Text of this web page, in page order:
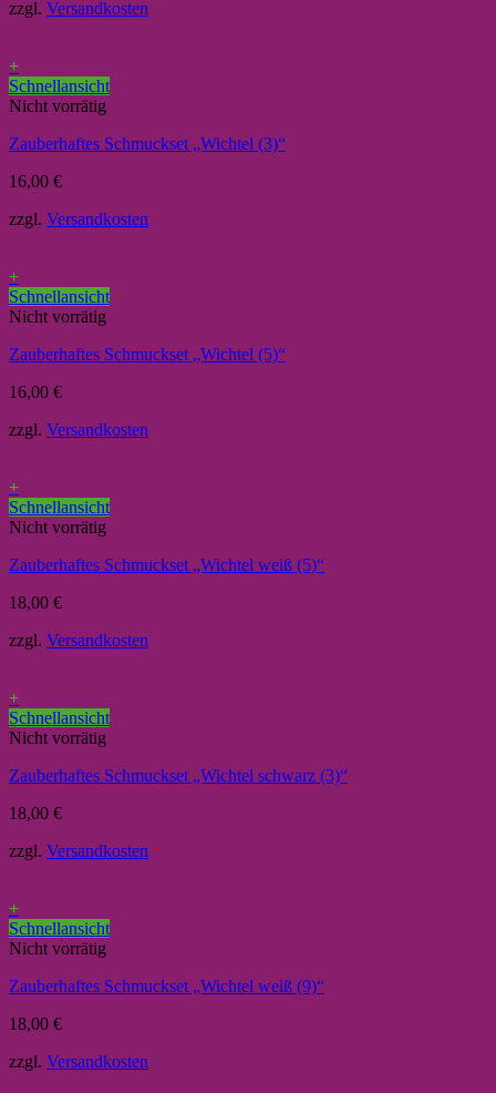
zzgl. Versandkosten
+
Schnellansicht
Nicht vorrätig
Zauberhaftes Schmuckset „Wichtel (3)“
16,00 €
zzgl. Versandkosten
+
Schnellansicht
Nicht vorrätig
Zauberhaftes Schmuckset „Wichtel (5)“
16,00 €
zzgl. Versandkosten
+
Schnellansicht
Nicht vorrätig
Zauberhaftes Schmuckset „Wichtel weiß (5)“
18,00 €
zzgl. Versandkosten
+
Schnellansicht
Nicht vorrätig
Zauberhaftes Schmuckset „Wichtel schwarz (3)“
18,00 €
zzgl. Versandkosten
+
Schnellansicht
Nicht vorrätig
Zauberhaftes Schmuckset „Wichtel weiß (9)“
18,00 €
zzgl. Versandkosten